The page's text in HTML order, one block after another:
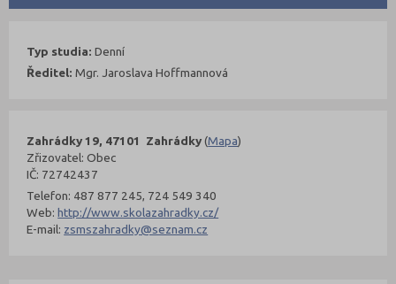
Zahrádky 19, 47101 Zahrádky(Mapa)
Zřizovatel: Obec
IČ: 72742437
Telefon: 487 877 245, 724 549 340
Web:http://www.skolazahradky.cz/
E-mail: zsmszahradky@seznam.cz
Typ studia: Denní
Ředitel: Mgr. Jaroslava Hoffmannová